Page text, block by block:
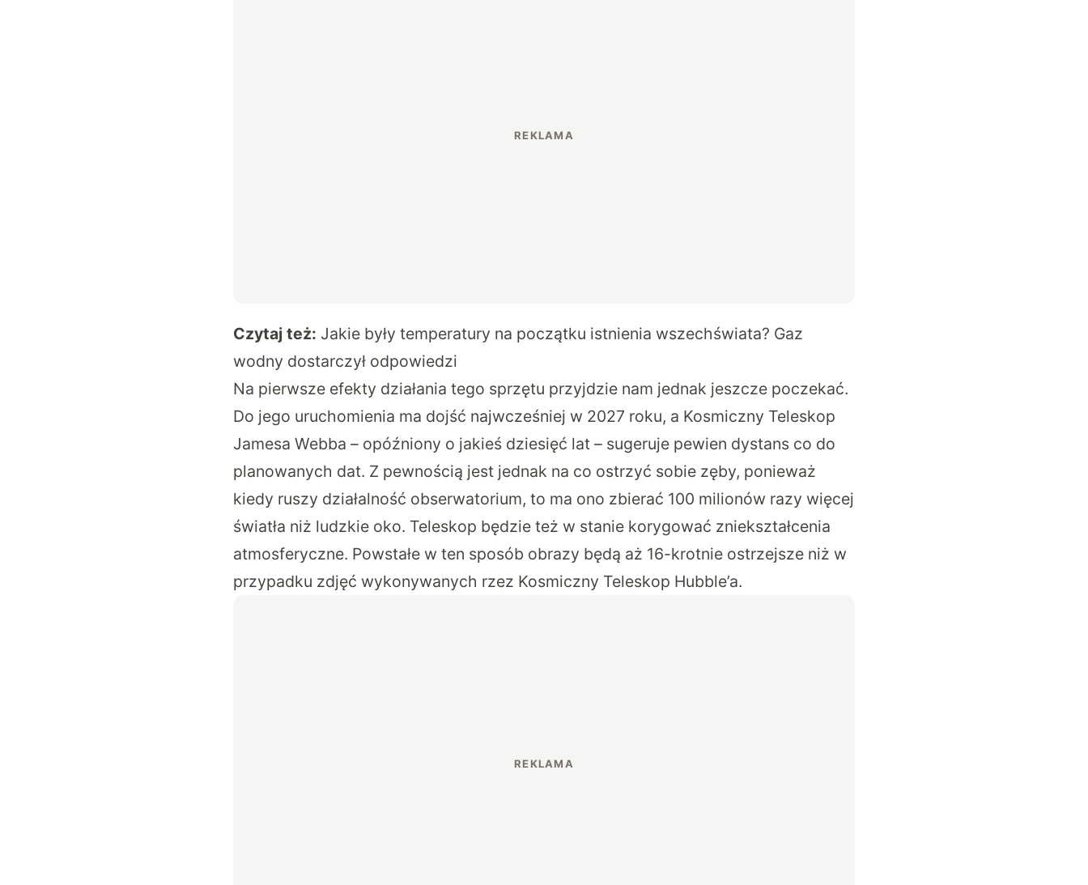
Czytaj też: Jakie były temperatury na początku istnienia wszechświata? Gaz
wodny dostarczył odpowiedzi
Na pierwsze efekty działania tego sprzętu przyjdzie nam jednak jeszcze poczekać.
Do jego uruchomienia ma dojść najwcześniej w 2027 roku, a Kosmiczny Teleskop
Jamesa Webba – opóźniony o jakieś dziesięć lat – sugeruje pewien dystans co do
planowanych dat. Z pewnością jest jednak na co ostrzyć sobie zęby, ponieważ
kiedy ruszy działalność obserwatorium, to ma ono zbierać 100 milionów razy więcej
światła niż ludzkie oko. Teleskop będzie też w stanie korygować zniekształcenia
atmosferyczne. Powstałe w ten sposób obrazy będą aż 16-krotnie ostrzejsze niż w
przypadku zdjęć wykonywanych rzez Kosmiczny Teleskop Hubble’a.